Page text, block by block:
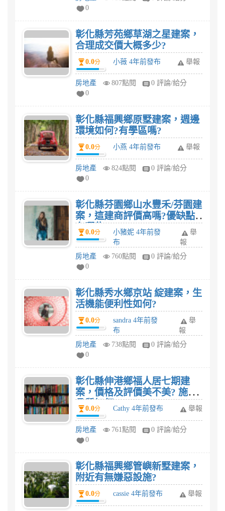
0
彰化縣芳苑鄉草湖之星建案，
合理成交價大概多少?
0.0分 小薇 4年前發布 舉報
房地產 807點閱
0 評論/給分
0
彰化縣福興鄉原墅建案，週邊
環境如何?有學區嗎?
0.0分 小燕 4年前發布 舉報
房地產 824點閱
0 評論/給分
0
彰化縣芬園鄉山水豐禾/芬園建
案，這建商評價高嗎?優缺點
有哪些?
0.0分
小豬妮 4年前發
布
舉
報
房地產
760點閱
0 評論/給分
0
彰化縣秀水鄉京站 綻建案，生
活機能便利性如何?
0.0分
sandra 4年前發
布
舉
報
房地產
738點閱
0 評論/給分
0
彰化縣伸港鄉福人居七期建
案，價格及評價美不美? 施工
品質如何?
0.0分 Cathy 4年前發布 舉報
房地產 761點閱
0 評論/給分
0
彰化縣福興鄉管嶼新墅建案，
附近有無嫌惡設施?
0.0分 cassie 4年前發布 舉報